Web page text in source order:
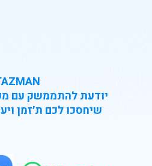
יודעת להתממשק עם
שיחסכו לכם ת׳זמן